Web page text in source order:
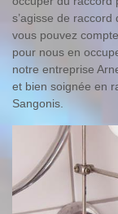
s’agisse de
vous pouvez
pour nous en
notre entreprise
et bien soignée en
Sangonis.